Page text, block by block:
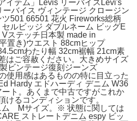
イテム」Levis リーバイスLevi's
バイス ヴィンテージ クロージン
501 66501 花火 Fireworks総柄
ルビッジ ダブルネーム ビッグE
ステッチ日本製 made in
置き)ウエスト 88cmヒップ
わたり幅 32cm裾幅 21cm素
はご容赦ください。大きめサイズ
ビンテージ復刻ジーンズ
使用感はあるものの特に目立った
Hardy エドハーディ デニム W36
ート。あくまで中古ですがこれか
けるコンディションです。
ム Mサイズ。※ 状態に関しては
ストレートデニム espy ビッ